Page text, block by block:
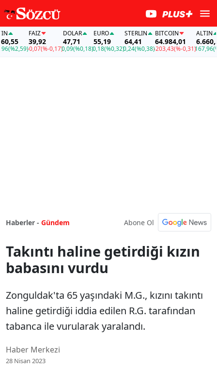
(%2,59)
FAİZ
39,92
-0,07(%-0,17)
DOLAR
47,71
0,09(%0,18)
EURO
55,19
0,18(%0,32)
STERLIN
64,41
0,24(%0,38)
BITCOIN
64.984,01
-203,43(%-0,31)
ALTIN
167,96
Haberler - Gündem Abone Ol
Takıntı haline getirdiği kızın
babasını vurdu
Zonguldak'ta 65 yaşındaki M.G., kızını takıntı
haline getirdiği iddia edilen R.G. tarafından
tabanca ile vurularak yaralandı.
Haber Merkezi
28 Nisan 2023